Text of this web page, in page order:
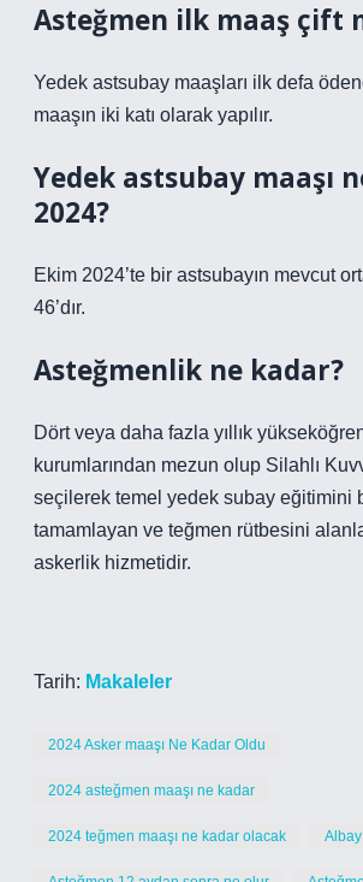
Asteğmen ilk maaş çift
Yedek astsubay maaşları ilk defa
maaşın iki katı olarak yapılır.
Yedek astsubay maaşı
2024?
Ekim 2024’te bir astsubayın mevcut
46’dır.
Asteğmenlik ne kadar?
Dört veya daha fazla yıllık
kurumlarından mezun olup Silahlı
seçilerek temel yedek subay eğitimini
tamamlayan ve teğmen rütbesini
askerlik hizmetidir.
Tarih: Makaleler
2024 Asker maaşı Ne Kadar Oldu
2024 asteğmen maaşı ne kadar
2024 teğmen maaşı ne kadar olacak Albay